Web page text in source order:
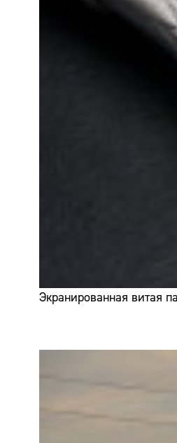
Экранированная витая